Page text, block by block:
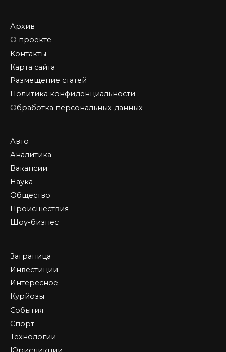
Архив
О проекте
Контакты
Карта сайта
Размещение статей
Политика конфиденциальности
Обработка персональных данных
Авто
Аналитика
Вакансии
Наука
Общество
Происшествия
Шоу-бизнес
Заграница
Инвестиции
Интересное
Курйозы
События
Спорт
Технологии